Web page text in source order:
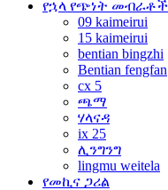
የኋላ የጭነት መብራቶች
09 kaimeirui
15 kaimeirui
bentian bingzhi
Bentian fengfan
cx 5
ጫማ
ሃላናዳ
ix 25
ሊንግንግ
lingmu weitela
የመኪና ጋሪል